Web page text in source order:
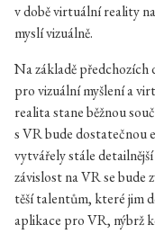
v době virtuální reality
myslí vizuálně.
Na základě
pro vizuální myšlení a
realita stane běžnou
s VR bude dostatečnou
vytvářely stále
závislost na VR se
těší talentům, které jim
aplikace pro VR, nýbrž